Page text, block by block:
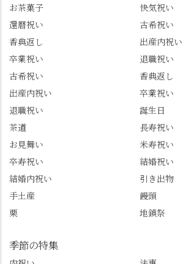
お茶菓子
快気祝い
還暦祝い
古希祝い
香典返し
出産内祝い
卒業祝い
退職祝い
古希祝い
香典返し
出産内祝い
卒業祝い
退職祝い
誕生日
茶道
長寿祝い
お見舞い
米寿祝い
卒寿祝い
結婚祝い
結婚内祝い
引き出物
手土産
饅頭
栗
地鎮祭
季節の特集